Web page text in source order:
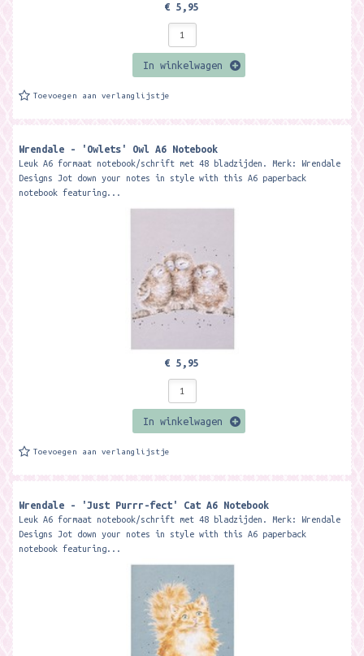
€ 5,95
In winkelwagen
Toevoegen aan verlanglijstje
Wrendale - 'Owlets' Owl A6 Notebook
Leuk A6 formaat notebook/schrift met 48 bladzijden. Merk: Wrendale
Designs Jot down your notes in style with this A6 paperback
notebook featuring...
€ 5,95
In winkelwagen
Toevoegen aan verlanglijstje
Wrendale - 'Just Purrr-fect' Cat A6 Notebook
Leuk A6 formaat notebook/schrift met 48 bladzijden. Merk: Wrendale
Designs Jot down your notes in style with this A6 paperback
notebook featuring...